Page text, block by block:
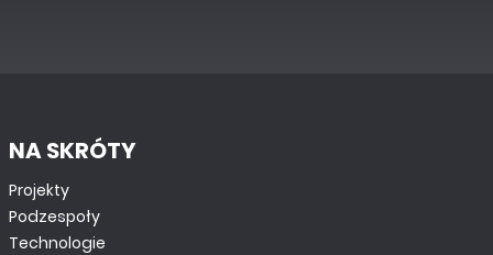
NA SKRÓTY
Projekty
Podzespoły
Technologie